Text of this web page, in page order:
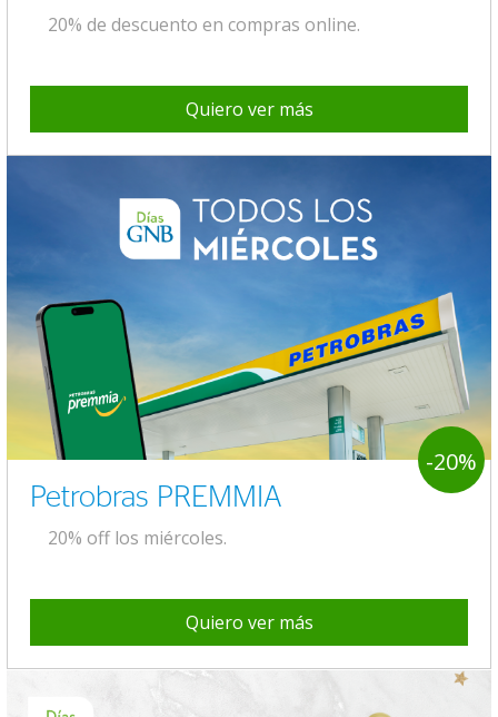
20% de descuento en compras online.
Quiero ver más
-20%
Petrobras PREMMIA
20% off los miércoles.
Quiero ver más